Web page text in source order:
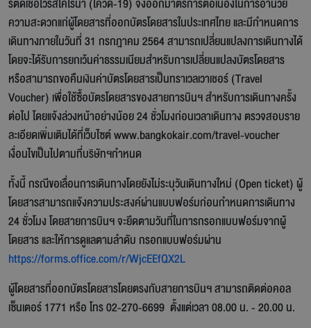
ความสะดวกแก่ผู้โดยสารที่ออกบัตรโดยสารในประเทศไทย และมีกำหนดการ
เดินทางภายในวันที่ 31 กรกฎาคม 2564 สามารถเปลี่ยนแปลงการเดินทางได้
โดยจะได้รับการยกเว้นค่าธรรมเนียมสำหรับการเปลี่ยนแปลงบัตรโดยสาร
หรือสามารถขอคืนเงินค่าบัตรโดยสารเป็นทราเวลเวาเชอร์ (Travel
Voucher) เพื่อใช้ซื้อบัตรโดยสารของสายการบินฯ สำหรับการเดินทางครั้ง
ต่อไป โดยแจ้งล่วงหน้าอย่างน้อย 24 ชั่วโมงก่อนเวลาเดินทาง ตรวจสอบราย
ละเอียดเพิ่มเติมได้ที่เว็บไซต์ www.bangkokair.com/travel-voucher
เงื่อนไขเป็นไปตามที่บริษัทฯกำหนด
ทั้งนี้ กรณีขอเลื่อนการเดินทางโดยยังไม่ระบุวันเดินทางใหม่ (Open ticket) ผู้
โดยสารสามารถแจ้งความประสงค์ผ่านแบบฟอร์มก่อนกำหนดการเดินทาง
24 ชั่วโมง โดยสายการบินฯ จะยึดตามวันที่ในการกรอกแบบฟอร์มจากผู้
โดยสาร และให้การดูแลตามลำดับ กรอกแบบฟอร์มผ่าน
https://forms.office.com/r/WjcEEfQX2L
ผู้โดยสารที่ออกบัตรโดยสารโดยตรงกับสายการบินฯ สามารถติดต่อคอล
เซ็นเตอร์ 1771 หรือ โทร 02-270-6699 ตั้งแต่เวลา 08.00 น. - 20.00 น.